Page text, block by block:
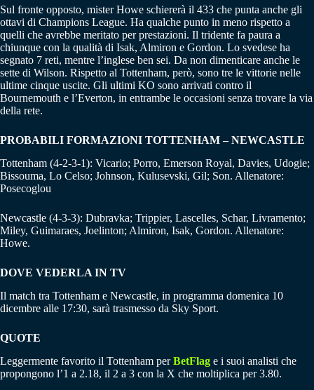
Sul fronte opposto, mister Howe schiererà il 433 che punta anche gli
ottavi di Champions League. Ha qualche punto in meno rispetto a
quelli che avrebbe meritato per prestazioni. Il tridente fa paura a
chiunque con la qualità di Isak, Almiron e Gordon. Lo svedese ha
segnato 7 reti, mentre l’inglese ben sei. Da non dimenticare anche le
sette di Wilson. Rispetto al Tottenham, però, sono tre le vittorie nelle
ultime cinque uscite. Gli ultimi KO sono arrivati contro il
Bournemouth e l’Everton, in entrambe le occasioni senza trovare la via
della rete.
PROBABILI FORMAZIONI TOTTENHAM – NEWCASTLE
Tottenham (4-2-3-1): Vicario; Porro, Emerson Royal, Davies, Udogie;
Bissouma, Lo Celso; Johnson, Kulusevski, Gil; Son. Allenatore:
Posecoglou
Newcastle (4-3-3): Dubravka; Trippier, Lascelles, Schar, Livramento;
Miley, Guimaraes, Joelinton; Almiron, Isak, Gordon. Allenatore:
Howe.
DOVE VEDERLA IN TV
Il match tra Tottenham e Newcastle, in programma domenica 10
dicembre alle 17:30, sarà trasmesso da Sky Sport.
QUOTE
Leggermente favorito il Tottenham perBetFlag e i suoi analisti che
propongono l’1 a 2.18, il 2 a 3 con la X che moltiplica per 3.80.